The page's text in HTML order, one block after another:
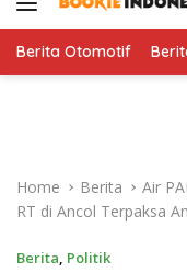
p
o
Berita Otomotif
Home Berita
Air
RT di Ancol Terpaksa
Berita, Politik